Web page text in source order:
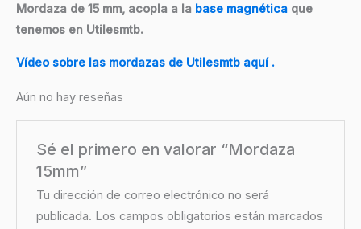
Mordaza de 15 mm, acopla a la base magnética que
tenemos en Utilesmtb.
Vídeo sobre las mordazas de Utilesmtb aquí .
Aún no hay reseñas
Sé el primero en valorar “Mordaza
15mm”
Tu dirección de correo electrónico no será
publicada. Los campos obligatorios están marcados